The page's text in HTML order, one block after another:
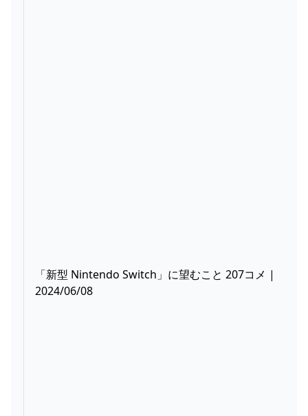
「新型 Nintendo Switch」に望むこと 207コメ |
2024/06/08